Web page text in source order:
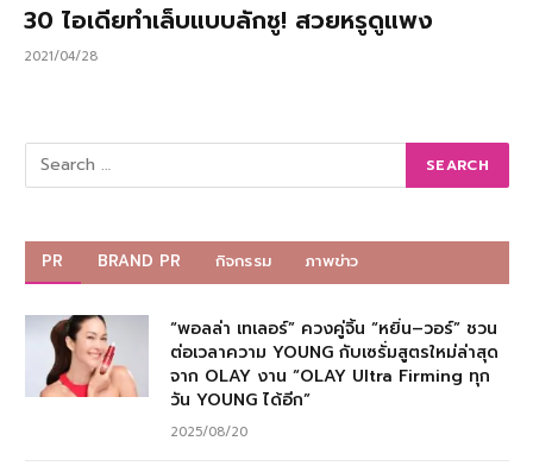
30 ไอเดียทำเล็บแบบลักชู! สวยหรูดูแพง
2021/04/28
PR BRAND PR กิจกรรม ภาพข่าว
“พอลล่า เทเลอร์” ควงคู่จิ้น “หยิ่น–วอร์” ชวน
ต่อเวลาความ YOUNG กับเซรั่มสูตรใหม่ล่าสุด
จาก OLAY งาน “OLAY Ultra Firming ทุก
วัน YOUNG ได้อีก”
2025/08/20